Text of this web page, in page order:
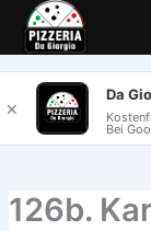
Inhalt
springen
126b.
✕
Da
Bei